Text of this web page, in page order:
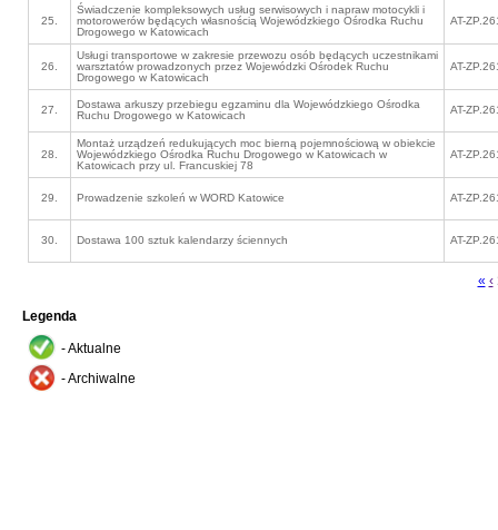
25.
Świadczenie kompleksowych usług serwisowych i napraw motocykli i
motorowerów będących własnością Wojewódzkiego Ośrodka Ruchu
Drogowego w Katowicach
AT-
26.
Usługi transportowe w zakresie przewozu osób będących uczestnikami
warsztatów prowadzonych przez Wojewódzki Ośrodek Ruchu
Drogowego w Katowicach
AT-
27.
Dostawa arkuszy przebiegu egzaminu dla Wojewódzkiego Ośrodka
Ruchu Drogowego w Katowicach
AT-
28.
Montaż urządzeń redukujących moc bierną pojemnościową w obiekcie
Wojewódzkiego Ośrodka Ruchu Drogowego w Katowicach w
Katowicach przy ul. Francuskiej 78
AT-
29. Prowadzenie szkoleń w WORD Katowice AT-
30. Dostawa 100 sztuk kalendarzy ściennych AT-
« ‹
Legenda
- Aktualne
- Archiwalne